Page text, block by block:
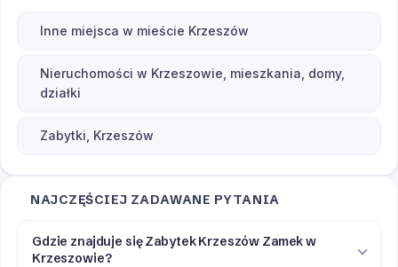
Inne miejsca w mieście Krzeszów
Nieruchomości w Krzeszowie, mieszkania, domy,
działki
Zabytki, Krzeszów
NAJCZĘŚCIEJ ZADAWANE PYTANIA
Gdzie znajduje się Zabytek Krzeszów Zamek w
Krzeszowie?